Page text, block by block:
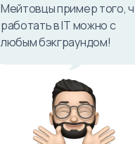
Мейтовцы пример того,
работать в IТ можно с
любым бэкграундом!